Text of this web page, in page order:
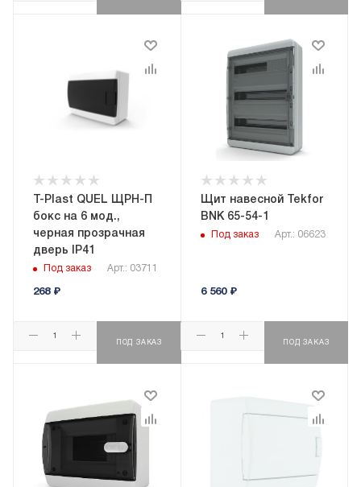
T-Plast QUEL ЩРН-П
бокс на 6 мод.,
черная прозрачная
дверь IP41
Под заказ Арт.: 03711
268₽
ПОД ЗАКАЗ
Щит навесной Tekfor
BNK 65-54-1
Под заказ Арт.: 06623
6 560₽
ПОД ЗАКАЗ